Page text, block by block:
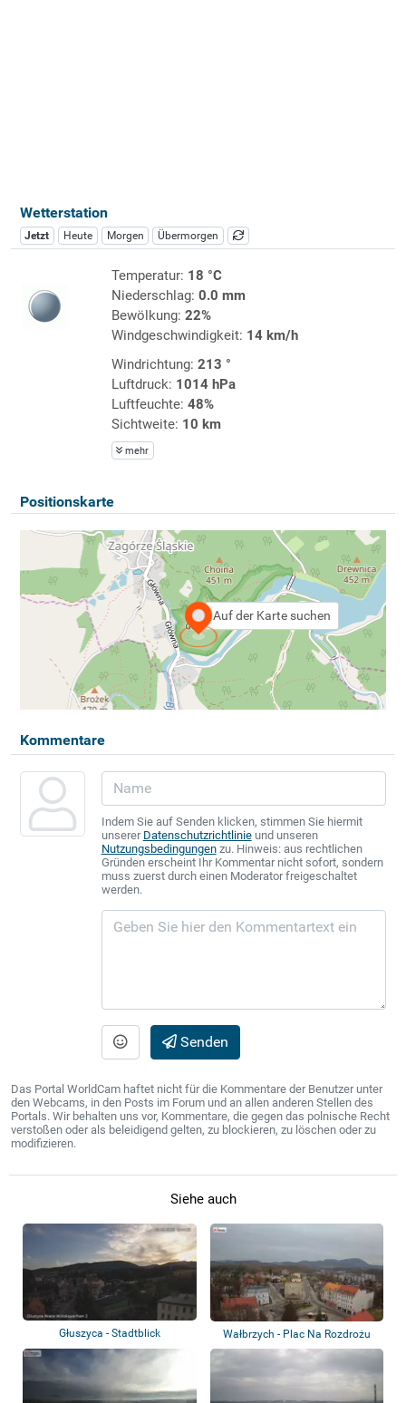
Wetterstation
Jetzt Heute Morgen Übermorgen
Temperatur: 18 °C
Niederschlag: 0.0 mm
Bewölkung: 22%
Windgeschwindigkeit: 14 km/h
Windrichtung: 213 °
Luftdruck: 1014 hPa
Luftfeuchte: 48%
Sichtweite: 10 km
mehr
Positionskarte
Auf der Karte suchen
Kommentare
Indem Sie auf Senden klicken, stimmen Sie hiermit
unserer Datenschutzrichtlinieund unseren
Nutzungsbedingungenzu. Hinweis: aus rechtlichen
Gründen erscheint Ihr Kommentar nicht sofort, sondern
muss zuerst durch einen Moderator freigeschaltet
werden.
Senden
Das Portal WorldCam haftet nicht für die Kommentare der Benutzer unter
den Webcams, in den Posts im Forum und an allen anderen Stellen des
Portals. Wir behalten uns vor, Kommentare, die gegen das polnische Recht
verstoßen oder als beleidigend gelten, zu blockieren, zu löschen oder zu
modifizieren.
Siehe auch
Głuszyca - Stadtblick Wałbrzych - Plac Na Rozdrożu